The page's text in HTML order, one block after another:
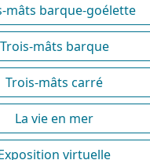
mâts barque-goélette
Trois-mâts barque
Trois-mâts carré
La vie en mer
virtuelle